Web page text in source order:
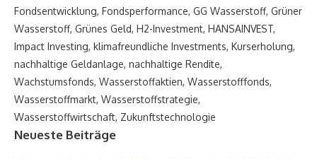
Fondsentwicklung, Fondsperformance, GG Wasserstoff, Grüner
Wasserstoff, Grünes Geld, H2-Investment, HANSAINVEST,
Impact Investing, klimafreundliche Investments, Kurserholung,
nachhaltige Geldanlage, nachhaltige Rendite,
Wachstumsfonds, Wasserstoffaktien, Wasserstofffonds,
Wasserstoffmarkt, Wasserstoffstrategie,
Wasserstoffwirtschaft, Zukunftstechnologie
Neueste Beiträge